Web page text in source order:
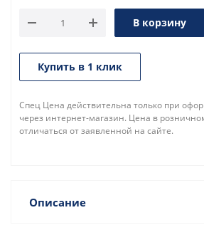
В корзину
Купить в 1 клик
Спец Цена действительна только при
через интернет-магазин. Цена в
отличаться от заявленной на сайте.
Описание